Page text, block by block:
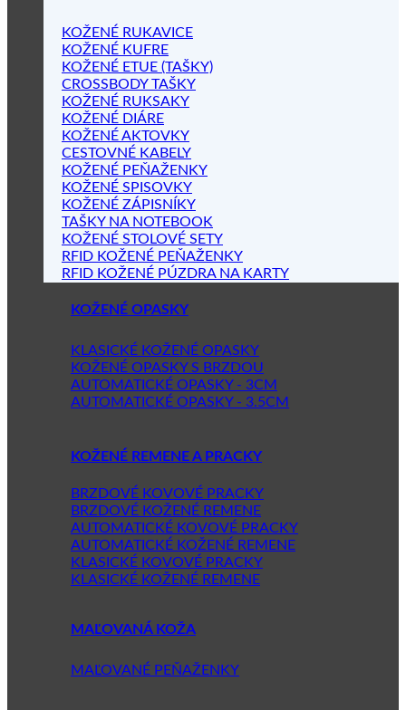
KOŽENÉ RUKAVICE
KOŽENÉ KUFRE
KOŽENÉ ETUE (TAŠKY)
CROSSBODY TAŠKY
KOŽENÉ RUKSAKY
KOŽENÉ DIÁRE
KOŽENÉ AKTOVKY
CESTOVNÉ KABELY
KOŽENÉ PEŇAŽENKY
KOŽENÉ SPISOVKY
KOŽENÉ ZÁPISNÍKY
TAŠKY NA NOTEBOOK
KOŽENÉ STOLOVÉ SETY
RFID KOŽENÉ PEŇAŽENKY
RFID KOŽENÉ PÚZDRA NA KARTY
KOŽENÉ OPASKY
KLASICKÉ KOŽENÉ OPASKY
KOŽENÉ OPASKY S BRZDOU
AUTOMATICKÉ OPASKY - 3CM
AUTOMATICKÉ OPASKY - 3.5CM
KOŽENÉ REMENE A PRACKY
BRZDOVÉ KOVOVÉ PRACKY
BRZDOVÉ KOŽENÉ REMENE
AUTOMATICKÉ KOVOVÉ PRACKY
AUTOMATICKÉ KOŽENÉ REMENE
KLASICKÉ KOVOVÉ PRACKY
KLASICKÉ KOŽENÉ REMENE
MAĽOVANÁ KOŽA
MAĽOVANÉ PEŇAŽENKY